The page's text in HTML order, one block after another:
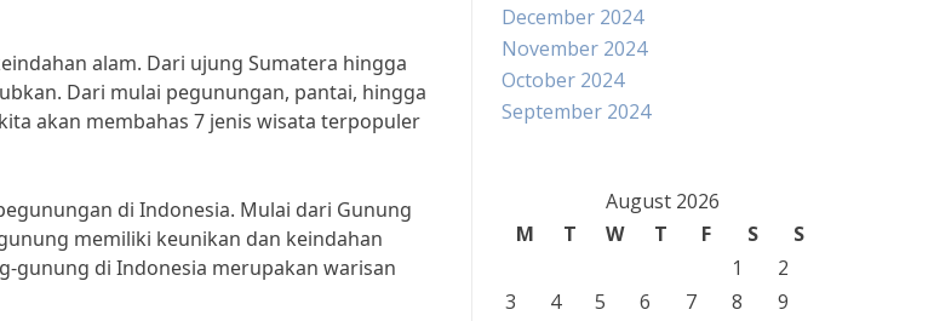
alam. Dari ujung Sumatera hingga
Dari mulai pegunungan, pantai, hingga
akan membahas 7 jenis wisata terpopuler
di Indonesia. Mulai dari Gunung
memiliki keunikan dan keindahan
gunung di Indonesia merupakan warisan
December 2024
November 2024
October 2024
September 2024
August 2026
M
T W T F S
S
1
2
3
4 5 6 7 8
9